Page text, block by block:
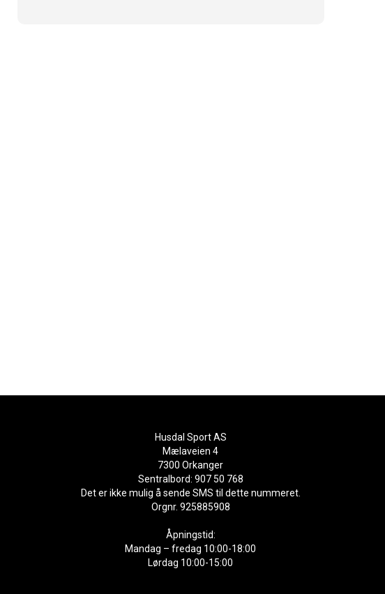
Husdal Sport AS
Mælaveien 4
7300 Orkanger
Sentralbord: 907 50 768
Det er ikke mulig å sende SMS til dette nummeret.
Orgnr. 925885908
Åpningstid:
Mandag – fredag 10:00-18:00
Lørdag 10:00-15:00